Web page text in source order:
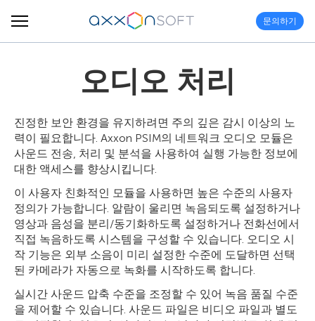
문의하기
오디오 처리
진정한 보안 환경을 유지하려면 주의 깊은 감시 이상의 노
력이 필요합니다. Axxon PSIM의 네트워크 오디오 모듈은
사운드 전송, 처리 및 분석을 사용하여 실행 가능한 정보에
대한 액세스를 향상시킵니다.
이 사용자 친화적인 모듈을 사용하면 높은 수준의 사용자
정의가 가능합니다. 알람이 울리면 녹음되도록 설정하거나
영상과 음성을 분리/동기화하도록 설정하거나 전화선에서
직접 녹음하도록 시스템을 구성할 수 있습니다. 오디오 시
작 기능은 외부 소음이 미리 설정한 수준에 도달하면 선택
된 카메라가 자동으로 녹화를 시작하도록 합니다.
실시간 사운드 압축 수준을 조정할 수 있어 녹음 품질 수준
을 제어할 수 있습니다. 사운드 파일은 비디오 파일과 별도